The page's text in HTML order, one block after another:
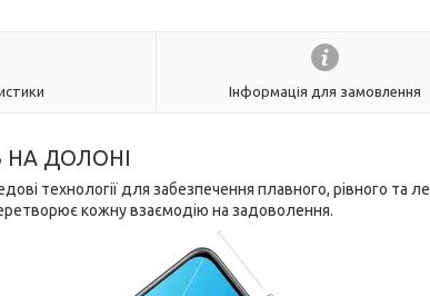
Інформація для замовлення
НА ДОЛОНІ
технології для забезпечення плавного, рівного та
кожну взаємодію на задоволення.